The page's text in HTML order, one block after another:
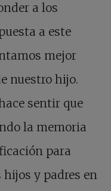
a los
a este
mejor
nuestro hijo.
sentir que
la memoria
para
y padres en